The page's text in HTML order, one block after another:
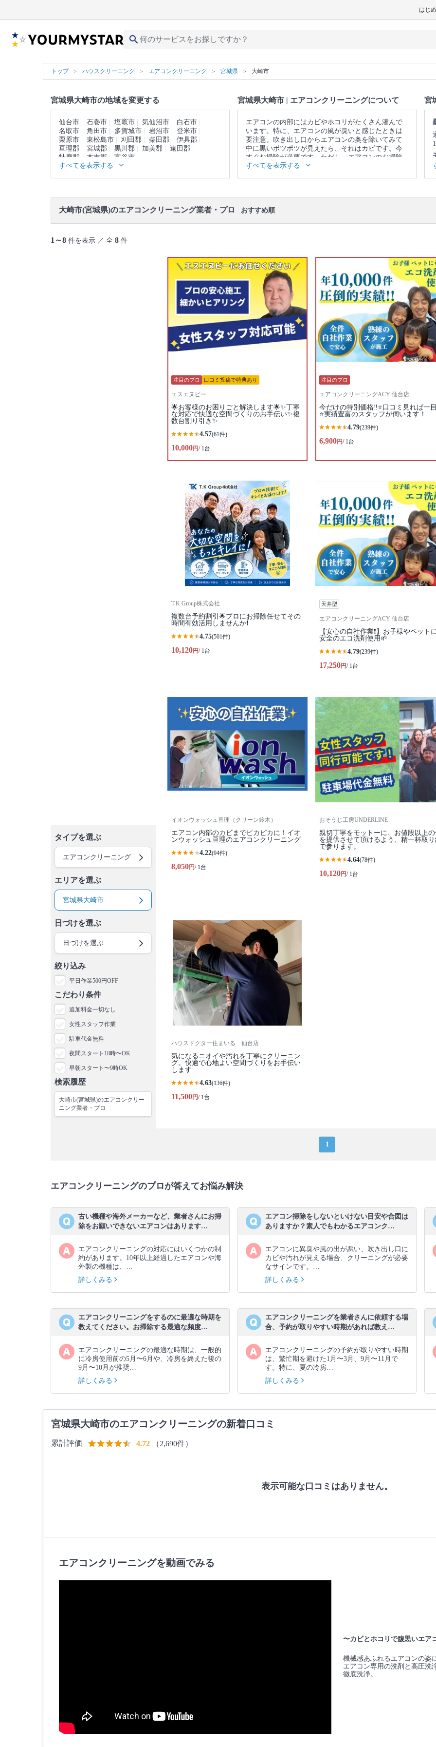
はじ
search
トップ ハウスクリーニング エアコンクリーニング 宮城県 大崎市
宮城県大崎市の地域を変更する
仙台市 石巻市 塩竈市 気仙沼市
白石市
名取市
角田市 多賀城市 岩沼市
登米市
栗原市
東松島市 刈田郡 柴田郡
伊具郡
亘理郡
宮城郡 黒川郡 加美郡
遠田郡
牡鹿郡
本吉郡
富谷市
すべてを表示する
宮城県大崎市 | エアコンクリーニングについて
エアコンの内部にはカビやホコリがたくさん潜んで
います。特に、エアコンの風が臭いと感じたときは
要注意。吹き出し口からエアコンの奥を除いてみて
中に黒いポツポツが見えたら、それはカビです。今
すぐお掃除が必要です。ただし、エアコンのお掃除
はフィルターをキレイにして終わりではありませ
洗浄してくれるのが、プロのエアコンクリーニング
中から、あなたの条件にあったプロに出会ってくだ
さい。口コミ・写真・日程・料金からあなたにあっ
たプロがきっと見つかります。
▼表示価格に含まれるエアコンクリーニングの作業
エアコン内部の高圧洗浄 / 外装カバー / フィン（熱交
換器） / ファン / フィルター / ドレンパン / 作業場所
の簡易清掃 / 業務用タイプと家庭用タイプは共通料金
口コミもご参照ください。
※本ページでは一部プロモーションを含む場合があ
すべてを表示する
宮
大崎市(宮城県)のエアコンクリーニング業者・プロ おすすめ順
1～8 件を表示 ／ 全 8 件
タイプを選ぶ
エアコンクリーニング
エリアを選ぶ
宮城県大崎市
日づけを選ぶ
日づけを選ぶ
絞り込み
平日作業500円OFF
こだわり条件
追加料金一切なし
女性スタッフ作業
駐車代金無料
夜間スタート18時〜OK
早朝スタート〜9時OK
検索履歴
大崎市(宮城県)のエアコンクリー
ニング業者・プロ
注目のプロ 口コミ投稿で特典あり
エスエヌビー
🌟お客様のお困りごと解決します🌟✨丁寧
な対応で快適な空間づくりのお手伝い✨複
数台割り引き✨
4.57(61件)
10,000円/ 1台
注目のプロ
エアコンクリーニングACY 仙台店
今だけの特別価格‼️⭐口コミ見れば一
⭐実績豊富のスタッフが伺います！
4.79(239件)
6,900円/ 1台
T.K Group株式会社
複数台予約割引🌟プロにお掃除任せてその
時間有効活用しませんか❗️
4.75(501件)
10,120円/ 1台
天井型
エアコンクリーニングACY 仙台店
【安心の自社作業❗️】お子様やペット
安全のエコ洗剤使用🌱
4.79(239件)
17,250円/ 1台
イオンウォッシュ亘理（クリーン鈴木）
エアコン内部のカビまでピカピカに！イオ
ンウォッシュ亘理のエアコンクリーニング
4.22(94件)
8,050円/ 1台
おそうじ工房UNDERLINE
親切丁寧をモットーに、お値段以上の
を提供させて頂けるよう、精一杯取り
で参ります。
4.64(78件)
10,120円/ 1台
ハウスドクター住まいる 仙台店
気になるニオイや汚れを丁寧にクリーニン
グ。快適で心地よい空間づくりをお手伝い
します
4.63(136件)
11,500円/ 1台
1
エアコンクリーニングのプロが答えてお悩み解決
古い機種や海外メーカーなど、業者さんにお掃
除をお願いできないエアコンはあります…
エアコンクリーニングの対応にはいくつかの制
約があります。10年以上経過したエアコンや海
外製の機種は、…
詳しくみる
エアコン掃除をしないといけない目安や合図は
ありますか？素人でもわかるエアコンク…
エアコンに異臭や風の出が悪い、吹き出し口に
カビや汚れが見える場合、クリーニングが必要
なサインです。…
詳しくみる
エアコンクリーニングをするのに最適な時期を
教えてください。お掃除する最適な頻度…
エアコンクリーニングの最適な時期は、一般的
に冷房使用前の5月〜6月や、冷房を終えた後の
9月〜10月が推奨…
詳しくみる
エアコンクリーニングを業者さんに依頼する場
合、予約が取りやすい時期があれば教え…
エアコンクリーニングの予約が取りやすい時期
は、繁忙期を避けた1月〜3月、9月〜11月で
す。特に、夏の冷房…
詳しくみる
宮城県大崎市のエアコンクリーニングの新着口コミ
累計評価 4.72 （2,690件）
表示可能な口コミはありません。
エアコンクリーニングを動画でみる
〜カビとホコリで腹黒いエア
機械感あふれるエアコンの姿
エアコン専用の洗剤と高圧洗
徹底洗浄。